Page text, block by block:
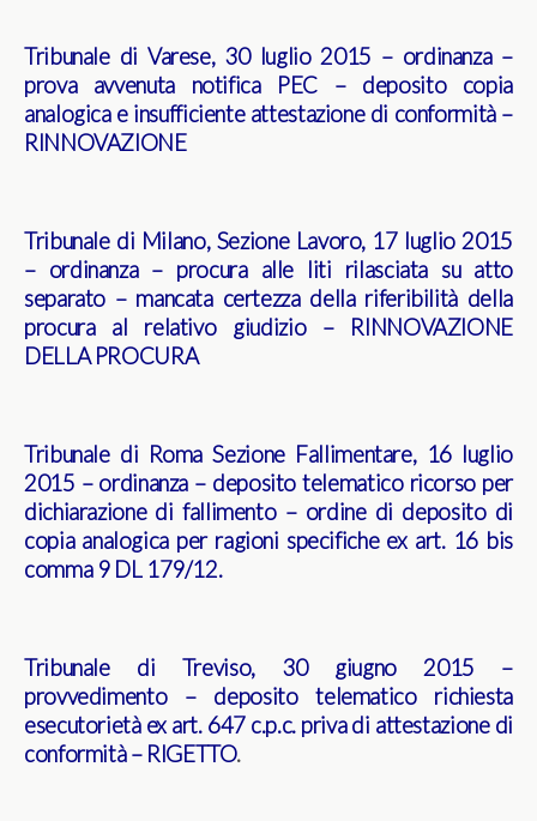
Tribunale di Varese, 30 luglio 2015 – ordinanza –
prova avvenuta notifica PEC – deposito copia
analogica e insufficiente attestazione di conformità –
RINNOVAZIONE
Tribunale di Milano, Sezione Lavoro, 17 luglio 2015
– ordinanza – procura alle liti rilasciata su atto
separato – mancata certezza della riferibilità della
procura al relativo giudizio – RINNOVAZIONE
DELLA PROCURA
Tribunale di Roma Sezione Fallimentare, 16 luglio
2015 – ordinanza – deposito telematico ricorso per
dichiarazione di fallimento – ordine di deposito di
copia analogica per ragioni specifiche ex art. 16 bis
comma 9 DL 179/12.
Tribunale di Treviso, 30 giugno 2015 –
provvedimento – deposito telematico richiesta
esecutorietà ex art. 647 c.p.c. priva di attestazione di
conformità – RIGETTO.